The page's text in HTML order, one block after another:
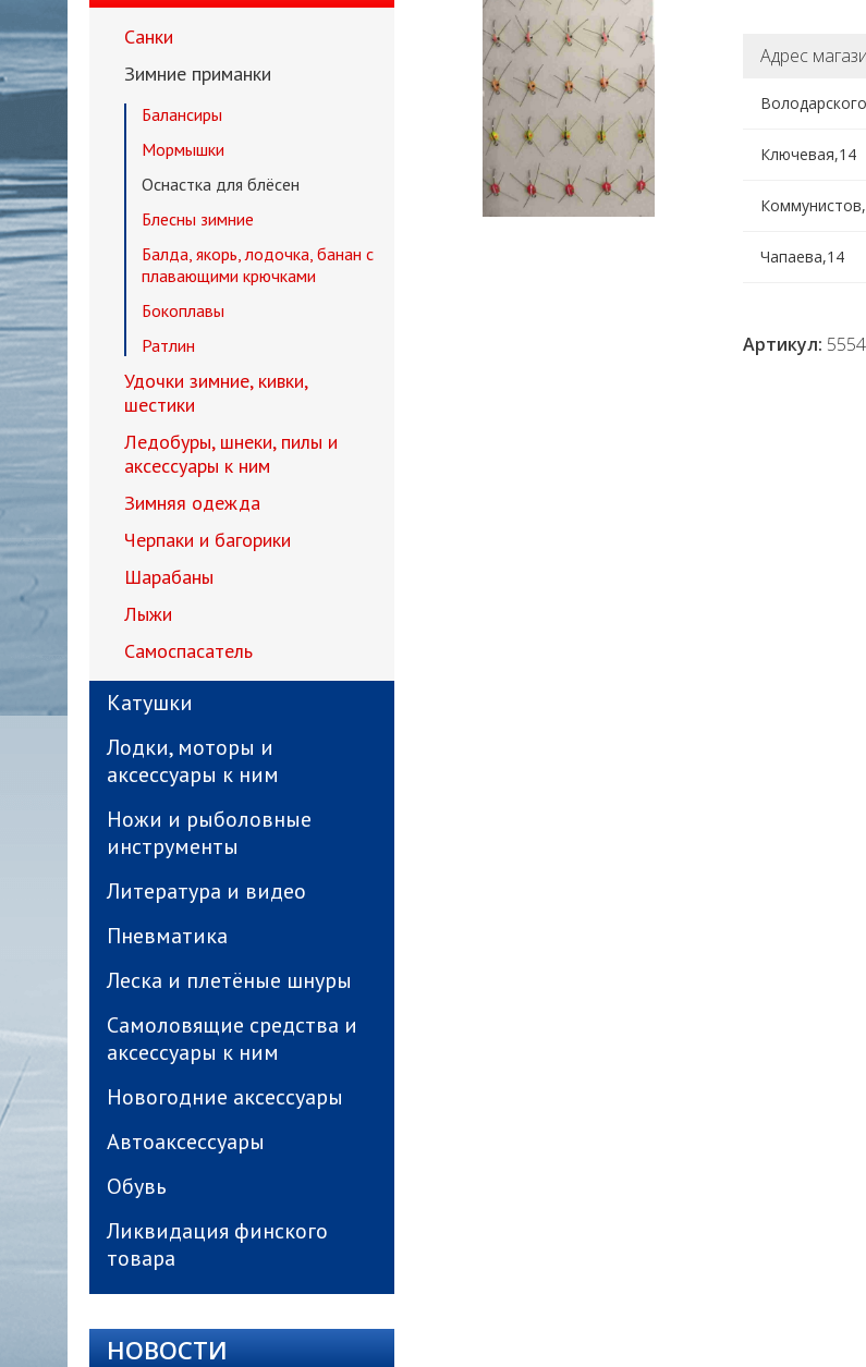
Санки
Зимние приманки
Балансиры
Мормышки
Оснастка для блёсен
Блесны зимние
Балда, якорь, лодочка, банан с
плавающими крючками
Бокоплавы
Ратлин
Удочки зимние, кивки,
шестики
Ледобуры, шнеки, пилы и
аксессуары к ним
Зимняя одежда
Черпаки и багорики
Шарабаны
Лыжи
Самоспасатель
Катушки
Лодки, моторы и
аксессуары к ним
Ножи и рыболовные
инструменты
Литература и видео
Пневматика
Леска и плетёные шнуры
Самоловящие средства и
аксессуары к ним
Новогодние аксессуары
Автоаксессуары
Обувь
Ликвидация финского
товара
НОВОСТИ
Адрес
Ключевая,14
Чапаева,14
Артикул: